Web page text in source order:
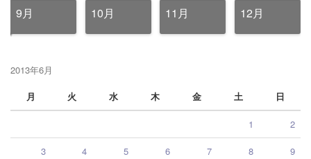
9月 10月 11月 12月
2013年6月
月
火 水 木 金 土 日
1 2
3 4 5 6 7 8 9